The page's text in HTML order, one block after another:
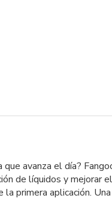
avanza el día?
de líquidos y mejorar
primera aplicación.